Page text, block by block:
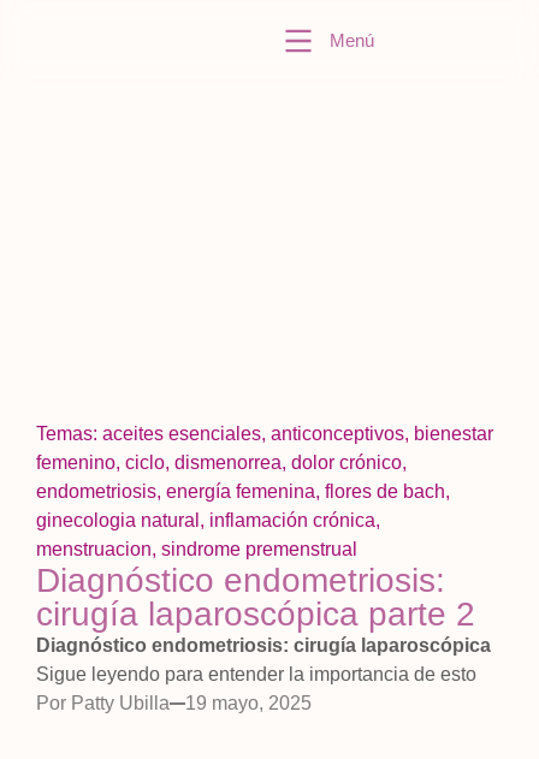
Menú
Temas: aceites esenciales, anticonceptivos, bienestar
femenino, ciclo, dismenorrea, dolor crónico,
endometriosis, energía femenina, flores de bach,
ginecologia natural , inflamación crónica,
menstruacion, sindrome premenstrual
Diagnóstico endometriosis:
cirugía laparoscópica parte 2
Diagnóstico endometriosis: cirugía laparoscópica
Sigue leyendo para entender la importancia de esto
Por Patty Ubilla 19 mayo, 2025